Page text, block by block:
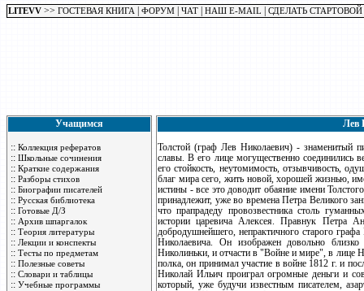
LITEVV >> ГОСТЕВАЯ КНИГА ФОРУМ ЧАТ НАШ E-MAIL СДЕЛАТЬ СТАРТОВОЙ
Учащимся
:: Коллекция рефератов
:: Школьные сочинения
:: Краткие содержания
:: Разборы стихов
:: Биографии писателей
:: Русская библиотека
:: Готовые Д/З
:: Архив шпаргалок
:: Теория литературы
:: Лекции и конспекты
:: Тесты по предметам
:: Полезные советы
:: Словари и таблицы
:: Учебные программы
Лев
Толстой (граф Лев Николаевич) - знаменитый писатель, достигший еще небывалой в истории литературы XIX в. славы. В его лице могущественно соединились великий художник с великим моралистом. Личная жизнь Толстого, его стойкость, неутомимость, отзывчивость, одушевление в отстаивании своих идеалов, его попытка отказаться от благ мира сего, жить новой, хорошей жизнью, имеющей в основе своей только высокие, идеальные цели и познание истины - все это доводит обаяние имени Толстого до легендарных размеров. Богатый и знатный род, к которому он принадлежит, уже во времена Петра Великого занимал выдающееся положение. Не лишено своеобразного интереса, что прапрадеду провозвестника столь гуманных идеалов (графу Петру Андреевичу) выпала печальная роль в истории царевича Алексея. Правнук Петра Андреевича, Илья Андреевич, описан в "Войне и мире" в лице добродушнейшего, непрактичного старого графа Ростова. Сын Ильи Андреевича, Николай Ильич, был отцом Льва Николаевича. Он изображен довольно близко к действительности в "Детстве" и "Отрочестве" в лице отца Николиньки, и отчасти в "Войне и мире", в лице Николая Ростова. В чине подполковника Павлоградского гусарского полка, он принимал участие в войне 1812 г. и после заключения мира вышел в отставку. Весело проведя молодость, Николай Ильич проиграл огромные деньги и совершенно расстроил свои дела. Страсть к игре перешла и к сыну, который, уже будучи известным писателем, азартно играл и должен был в начале 60-х годов ускоренно продать Каткову "Казаков", чтобы расквитаться с проигрышем. Остатки этой страсти и теперь еще видны в том чрезвычайном увлечении, с которым Лев Николаевич отдается лаун-тенису. Чтобы привести свои расстроенные дела в порядок, Николай Ильич, как и Николай Ростов, женился на некрасивой и уже не очень молодой княжне Волконской. Брак, тем не менее, был счастливый. У них было четыре сына: Николай, Сергей, Дмитрий и Лев и дочь Мария. Кроме Льва, выдающимся человеком был Николай, смерть которого (за границей, в 1860 г.) Толстой так удивительно описал в одном из своих писем к Фету. Дед Толстого по матери, екатерининский генерал, выведен на сцену в "Войне и мире" в лице сурового ригориста - старого князя Волконского. Лучшие черты своего нравственного закала Лев Николаевич, несомненно, заимствовал от Волконских. Мать Льва Николаевича, с большой точностью изображенная в "Войне и мире" в лице княжны Марьи, владела замечательным даром рассказа, для чего, при своей перешедшей к сыну застенчивости, должна была запираться с собиравшимися около нее в большом числе слушателями в темной комнате. Кроме Волконских, Толстой состоит в близком родстве с целым рядом других аристократических родов - князьями Горчаковыми, Трубецкими и другими. Лев Николаевич родился 28 августа 1828 г. в Крапивенском уезде Тульской губернии (в 15 верстах от Тулы), в получившем теперь всемирную известность наследственном великолепном имении матери - Ясной Поляне. Толстому не было и двух лет, когда умерла его мать. Многих вводит в заблуждение то, что в автобиографическом "Детстве" мать Иртеньева умирает, когда мальчику уже лет 6 - 7, и он вполне сознательно относится к окружающему; но на самом деле мать изображена здесь Толстым по рассказам других. Воспитанием осиротевших детей занялась дальняя родственница, Т.А. Ергольская . В 1837 г. семья переехала в Москву, потому что старшему сыну надо было готовиться к поступлению в университет; но вскоре внезапно умер отец, оставив дела в довольно расстроенном состоянии, и трое младших детей снова поселились в Ясной Поляне, под наблюдением Т.А. Ергольской и тетки по отцу, графини А.М. Остен-Сакен. Здесь Лев Николаевич оставался до 1840 г., когда умерла графиня Остен-Сакен и дети переселились в Казань, к новой опекунше - сестре отца П.И. Юшковой. Этим заканчивается первый период жизни Толстого, с большой точностью в передаче мыслей и впечатлений и лишь с легким изменением внешних подробностей описанный им в "Детстве". Дом Юшковых, несколько провинциального пошиба, но типично-светский, принадлежал к числу самых веселых в Казани; все члены семьи высоко ценили комильфотность и внешний блеск. "Добрая тетушка моя, - рассказывает Толстой, -